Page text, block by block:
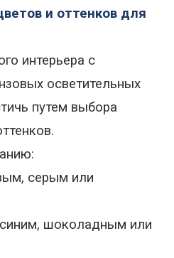
и оттенков для
интерьера с
осветительных
путем выбора
.
серым или
шоколадным или